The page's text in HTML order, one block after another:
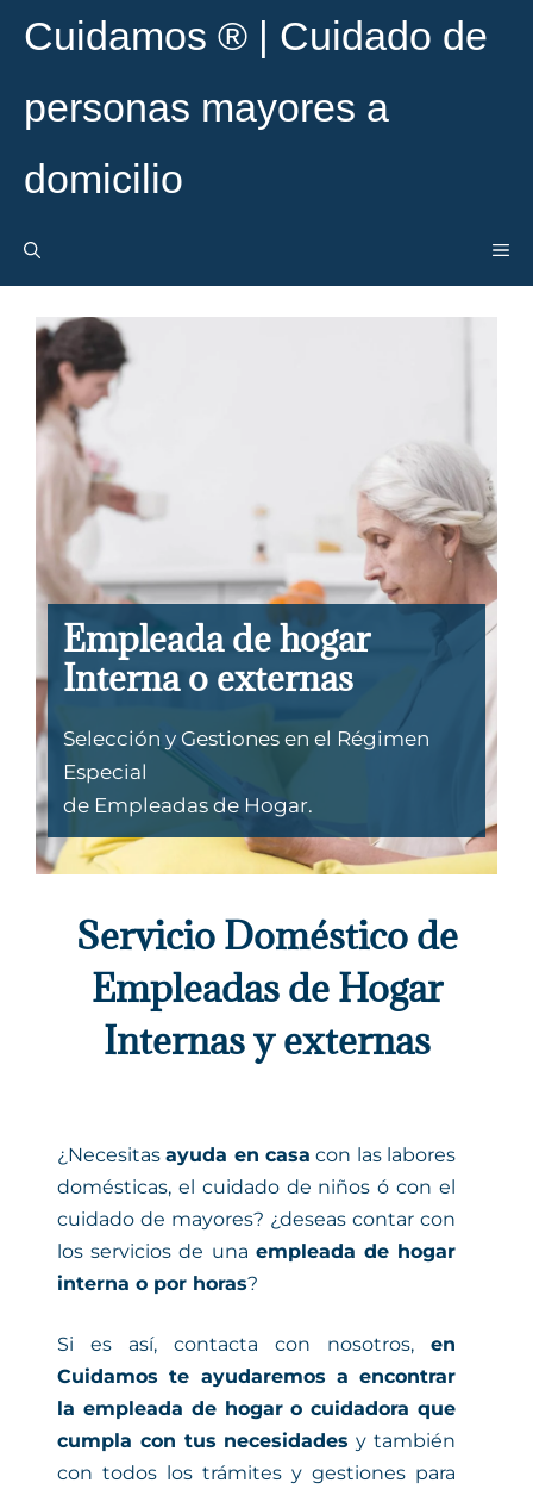
Cuidamos ® | Cuidado de
personas mayores a
domicilio
Empleada de hogar
Interna o externas
Selección y Gestiones en el Régimen
Especial
de Empleadas de Hogar.
Servicio Doméstico de
Empleadas de Hogar
Internas y externas
¿Necesitasayuda en casa con las labores
domésticas, el cuidado de niños ó con el
cuidado de mayores? ¿deseas contar con
los servicios de una empleada de hogar
interna o por horas?
Si es así, contacta con nosotros, en
Cuidamos te ayudaremos a encontrar
la empleada de hogar o cuidadora que
cumpla con tus necesidades y también
con todos los trámites y gestiones para